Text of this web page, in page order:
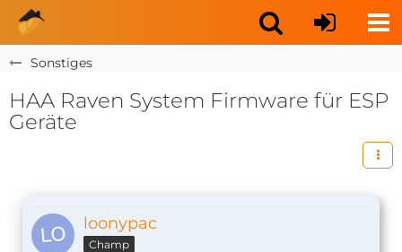
Sonstiges
HAA Raven System Firmware für ESP
Geräte
loonypac
Champ